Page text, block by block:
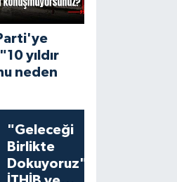
yıldır
neden
"Geleceği
Birlikte
Dokuyoruz":